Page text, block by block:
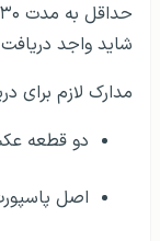
شاید واجد
مدارک لازم برای
دو قطعه
اصل